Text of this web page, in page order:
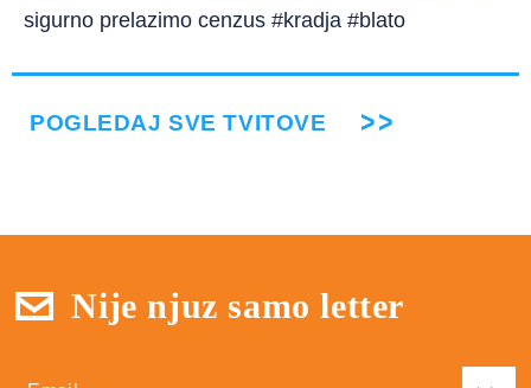
sigurno prelazimo cenzus #kradja #blato
POGLEDAJ SVE TVITOVE
Nije njuz samo letter